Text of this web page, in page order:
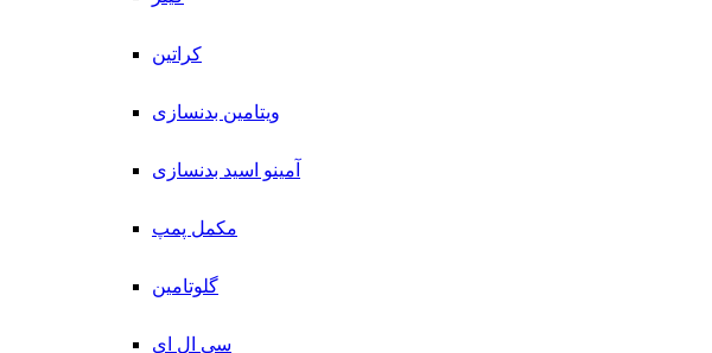
کراتین
ویتامین بدنسازی
آمینو اسید بدنسازی
مکمل پمپ
گلوتامین
سی ال ای